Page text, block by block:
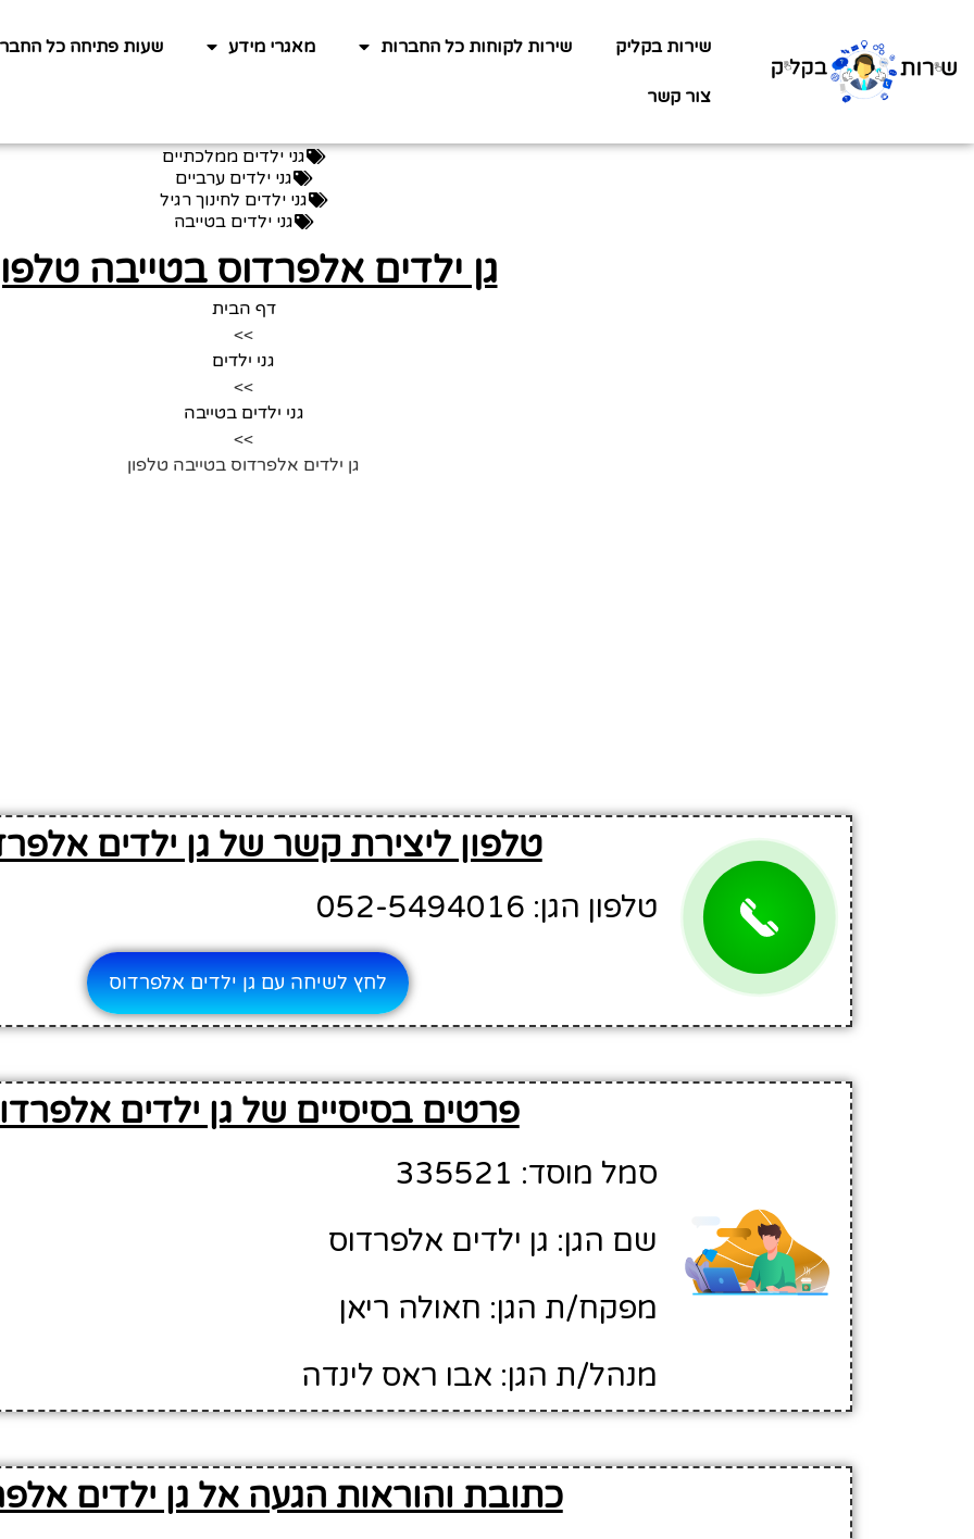
שירות בקליק שירות לקוחות כל החברות מאגרי מידע שעות פתיחה כל
צור קשר
גני ילדים ממלכתיים
גני ילדים ערביים
גני ילדים לחינוך רגיל
גני ילדים בטייבה
גן ילדים אלפרדוס בטייבה
דף הבית
>>
גני ילדים
>>
גני ילדים בטייבה
>>
גן ילדים אלפרדוס בטייבה טלפון
טלפון ליצירת קשר של גן ילדים
טלפון הגן: 052-5494016
לחץ לשיחה עם גן ילדים אלפרדוס
פרטים בסיסיים של גן ילדים
סמל מוסד: 335521
שם הגן: גן ילדים אלפרדוס
מפקח/ת הגן: חאולה ריאן
מנהל/ת הגן: אבו ראס לינדה
כתובת והוראות הגעה אל גן ילדים